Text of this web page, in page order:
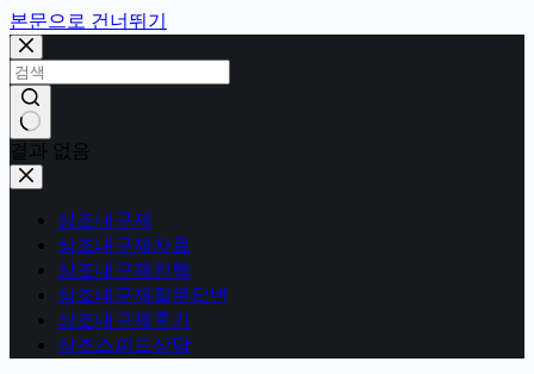
본문으로 건너뛰기
결과 없음
상조내구제
상조내구제자료
상조내구제진행
상조내구제질문답변
상조내구제후기
상조스피드상담